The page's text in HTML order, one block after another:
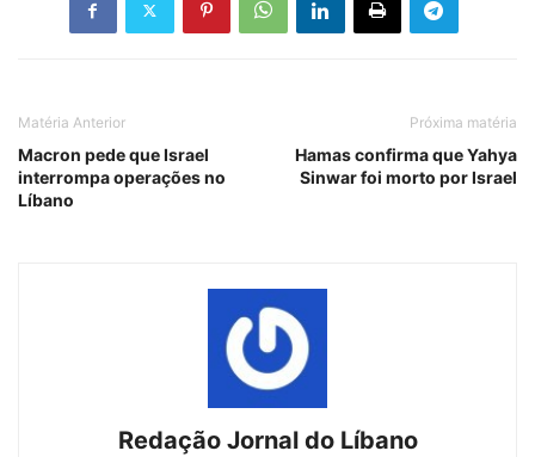
Matéria Anterior
Macron pede que Israel
interrompa operações no
Líbano
Próxima matéria
Hamas confirma que Yahya
Sinwar foi morto por Israel
Redação Jornal do Líbano